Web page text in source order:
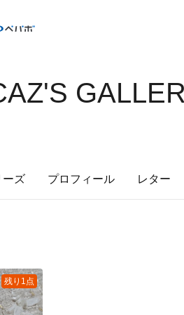
ーズ プロフィール レター
残り1点